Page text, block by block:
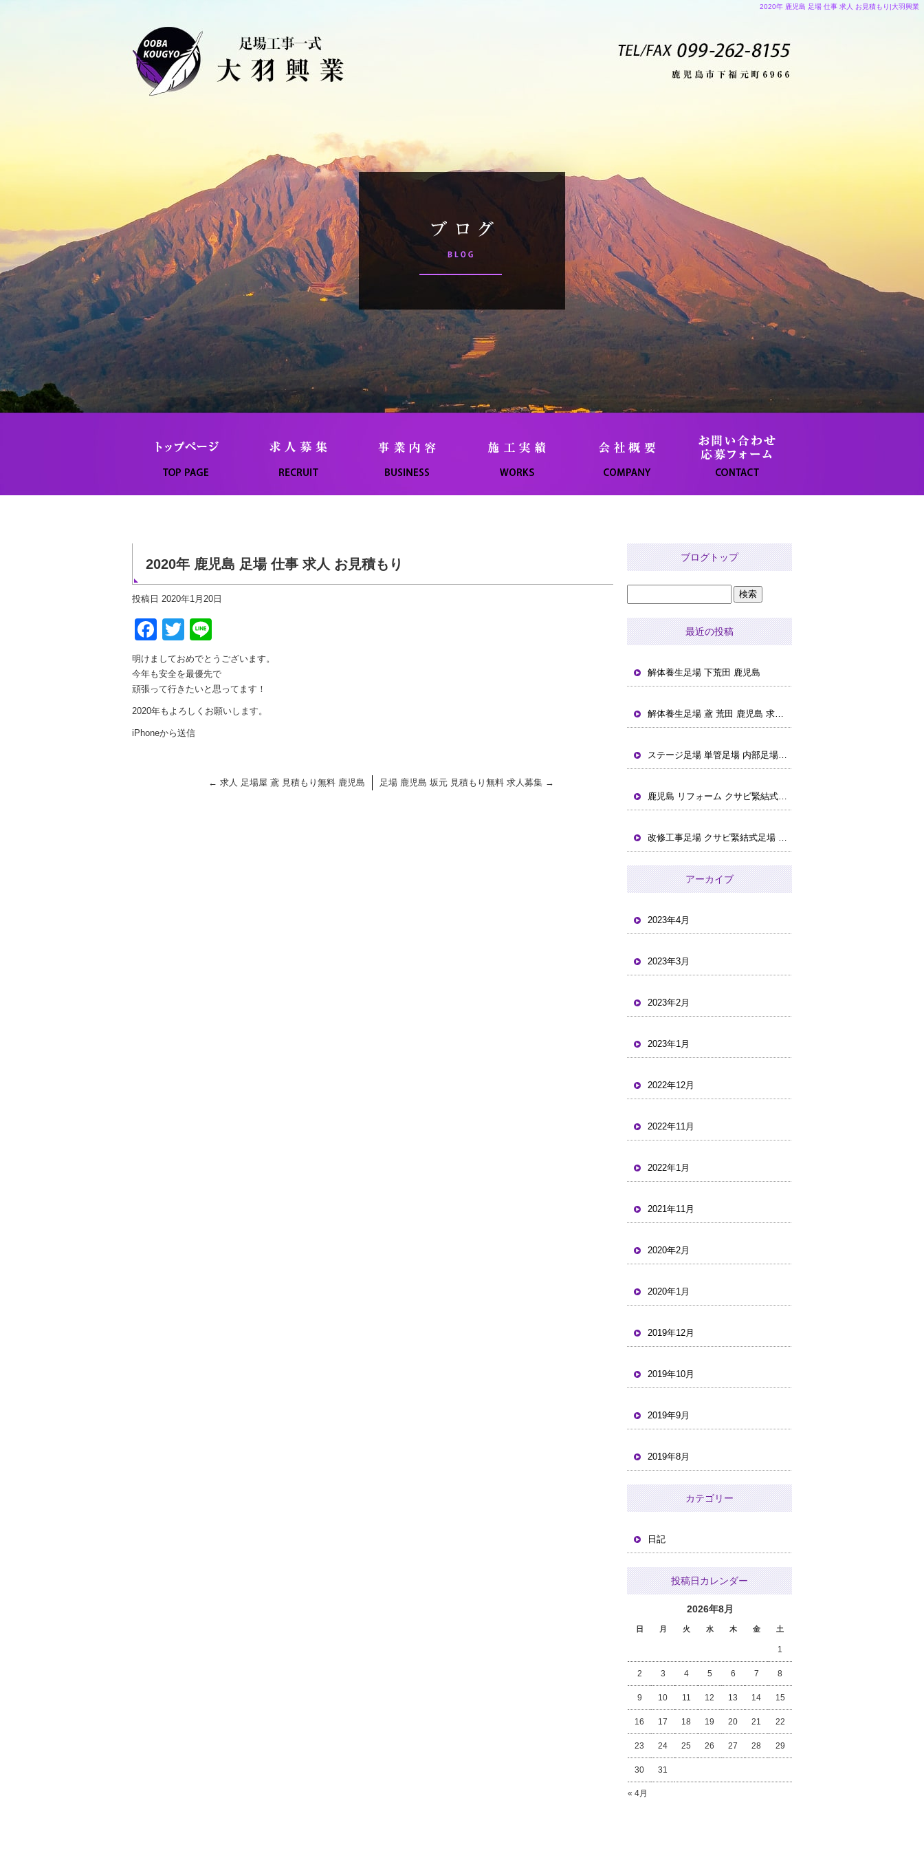
2020年 鹿児島 足場 仕事 求人 お見積もり|大羽興業
2020年 鹿児島 足場 仕事 求人 お見積もり
投稿日 2020年1月20日
Facebook
Twitter
明けましておめでとうございます。
今年も安全を最優先で
頑張って行きたいと思ってます！
2020年もよろしくお願いします。
iPhoneから送信
← 求人 足場屋 鳶 見積もり無料 鹿児島 足場 鹿児島 坂元 見積もり無料 求人募集 →
ブログトップ
最近の投稿
解体養生足場 下荒田 鹿児島
解体養生足場 鳶 荒田 鹿児島 求人募集
ステージ足場 単管足場 内部足場組立 鹿児島 谷山港
鹿児島 リフォーム クサビ緊結式足場 西田 天文館
改修工事足場 クサビ緊結式足場 鹿児島 下荒田 マンション
アーカイブ
2023年4月
2023年3月
2023年2月
2023年1月
2022年12月
2022年11月
2022年1月
2021年11月
2020年2月
2020年1月
2019年12月
2019年10月
2019年9月
2019年8月
カテゴリー
日記
投稿日カレンダー
2026年8月
日 月 火 水 木 金 土
« 4月
1
2 3 4 5 6 7 8
9 10 11 12 13 14 15
16 17 18 19 20 21 22
23 24 25 26 27 28 29
30 31